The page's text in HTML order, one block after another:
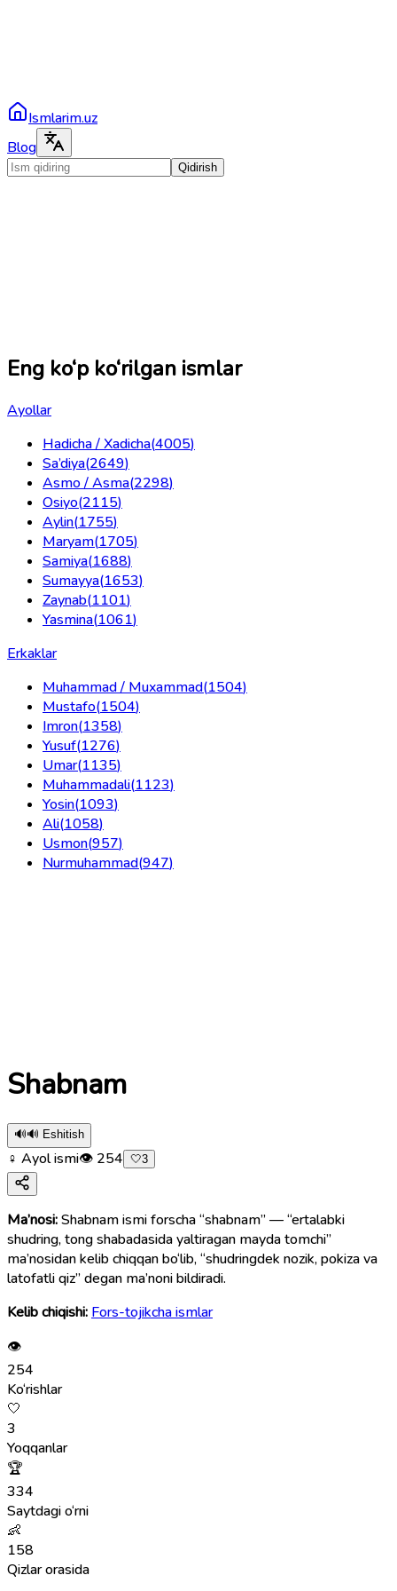
Ismlarim.uz
Blog
Qidirish
Eng ko‘p ko‘rilgan ismlar
Ayollar
Hadicha / Xadicha(4005)
Sa’diya(2649)
Asmo / Asma(2298)
Osiyo(2115)
Aylin(1755)
Maryam(1705)
Samiya(1688)
Sumayya(1653)
Zaynab(1101)
Yasmina(1061)
Erkaklar
Muhammad / Muxammad(1504)
Mustafo(1504)
Imron(1358)
Yusuf(1276)
Umar(1135)
Muhammadali(1123)
Yosin(1093)
Ali(1058)
Usmon(957)
Nurmuhammad(947)
Shabnam
🔊🔊 Eshitish
♀ Ayol ismi👁 254 🤍3
Ma’nosi:Shabnam ismi forscha “shabnam” — “ertalabki
shudring, tong shabadasida yaltiragan mayda tomchi”
ma’nosidan kelib chiqqan bo‘lib, “shudringdek nozik, pokiza va
latofatli qiz” degan ma’noni bildiradi.
Kelib chiqishi: Fors-tojikcha ismlar
👁
254
Ko‘rishlar
🤍
3
Yoqqanlar
🏆
334
Saytdagi o‘rni
👶
158
Qizlar orasida